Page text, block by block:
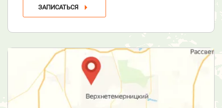
ЗАПИСАТЬСЯ